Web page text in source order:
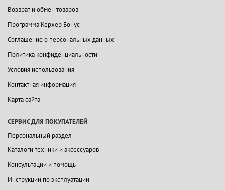
Возврат и обмен товаров
Программа Керхер Бонус
Соглашение о персональных данных
Политика конфиденциальности
Условия использования
Контактная информация
Карта сайта
СЕРВИС ДЛЯ ПОКУПАТЕЛЕЙ
Персональный раздел
Каталоги техники и аксессуаров
Консультации и помощь
Инструкции по эксплуатации